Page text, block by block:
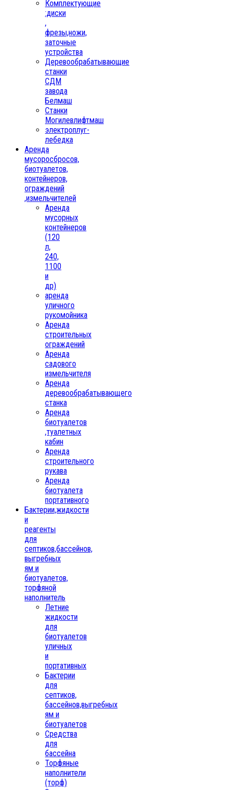
Комплектующие
:диски
,
фрезы,ножи,
заточные
устройства
Деревообрабатывающие
станки
СДМ
завода
Белмаш
Станки
Могилевлифтмаш
электроплуг-
лебедка
Аренда
мусоросбросов,
биотуалетов,
контейнеров,
ограждений
,измельчителей
Аренда
мусорных
контейнеров
(120
л,
240,
1100
и
др)
аренда
уличного
рукомойника
Аренда
строительных
ограждений
Аренда
садового
измельчителя
Аренда
деревообрабатывающего
станка
Аренда
биотуалетов
,туалетных
кабин
Аренда
строительного
рукава
Аренда
биотуалета
портативного
Бактерии,жидкости
и
реагенты
для
септиков,бассейнов,
выгребных
ям и
биотуалетов,
торфяной
наполнитель
Летние
жидкости
для
биотуалетов
уличных
и
портативных
Бактерии
для
септиков,
бассейнов,выгребных
ям и
биотуалетов
Средства
для
бассейна
Торфяные
наполнители
(торф)